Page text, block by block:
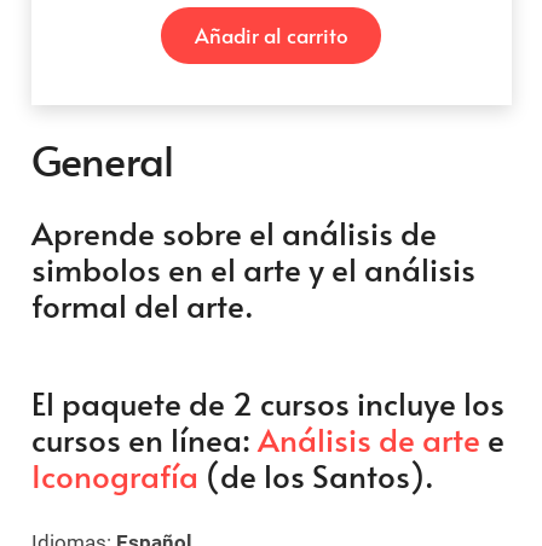
original
era:
€59,00.
Añadir al carrito
General
Aprende sobre el análisis de
simbolos en el arte y el análisis
formal del arte.
El paquete de 2 cursos incluye los
cursos en línea:Análisis de arte e
Iconografía (de los Santos).